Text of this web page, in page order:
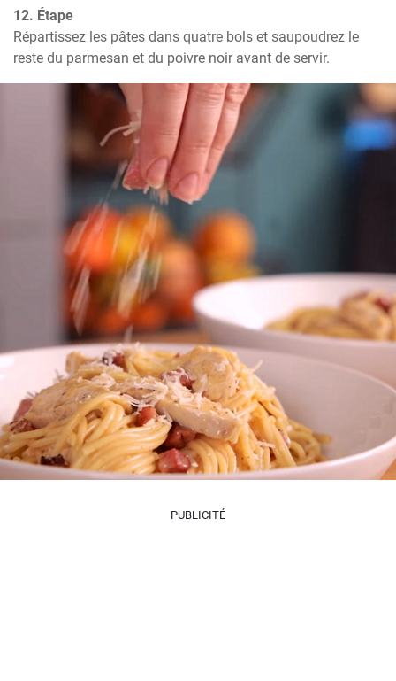
12. Étape
Répartissez les pâtes dans quatre bols et saupoudrez le
reste du parmesan et du poivre noir avant de servir.
PUBLICITÉ